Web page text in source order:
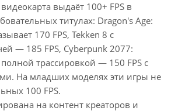
выдаёт 100+ FPS в
титулах: Dragon's Age:
170 FPS, Tekken 8 с
— 185 FPS, Cyberpunk 2077:
трассировкой — 150 FPS с
На младших моделях эти игры не
100 FPS.
на контент креаторов и